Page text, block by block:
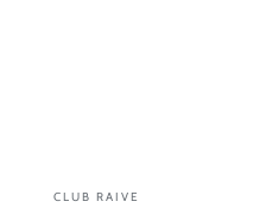
CLUB RAIVE